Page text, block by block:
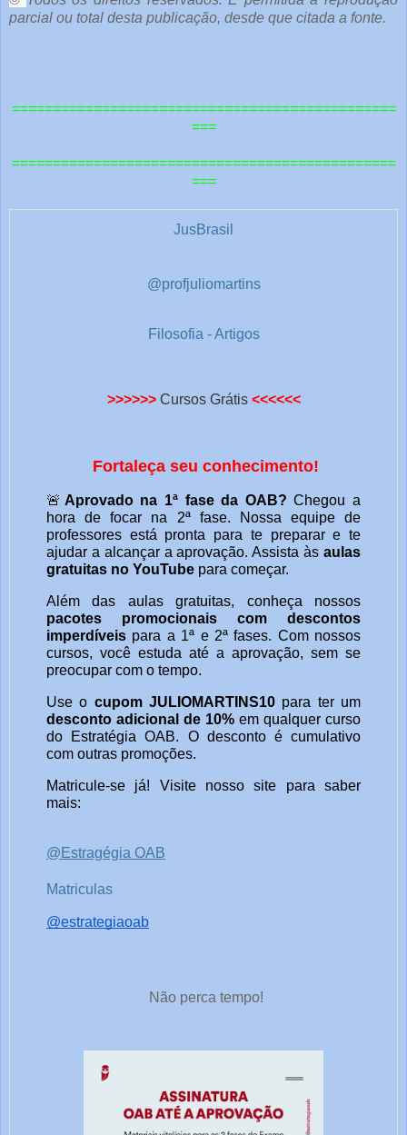
parcial ou total desta publicação, desde que citada a fonte.
===============================================
===
===============================================
===
JusBrasil
@profjuliomartins
Filosofia - Artigos
>>>>>> Cursos Grátis <<<<<<
Fortaleça seu conhecimento!
🚨 Aprovado na 1ª fase da OAB? Chegou a
hora de focar na 2ª fase. Nossa equipe de
professores está pronta para te preparar e te
ajudar a alcançar a aprovação. Assista às aulas
gratuitas no YouTube para começar.
Além das aulas gratuitas, conheça nossos
pacotes promocionais com descontos
imperdíveis para a 1ª e 2ª fases. Com nossos
cursos, você estuda até a aprovação, sem se
preocupar com o tempo.
Use o cupom JULIOMARTINS10 para ter um
desconto adicional de 10% em qualquer curso
do Estratégia OAB. O desconto é cumulativo
com outras promoções.
Matricule-se já! Visite nosso site para saber
mais:
@Estragégia OAB
Matriculas
@estrategiaoab
Não perca tempo!